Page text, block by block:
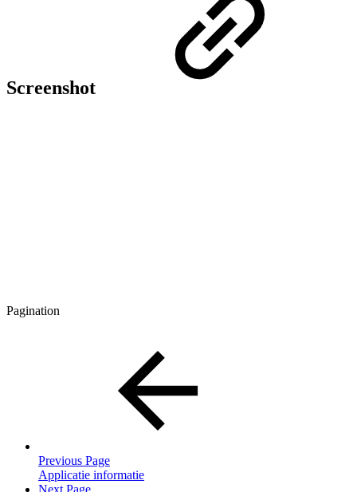
Screenshot
Pagination
Previous Page
Applicatie informatie